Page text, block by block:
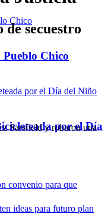
Chico
por el Día
secuestro